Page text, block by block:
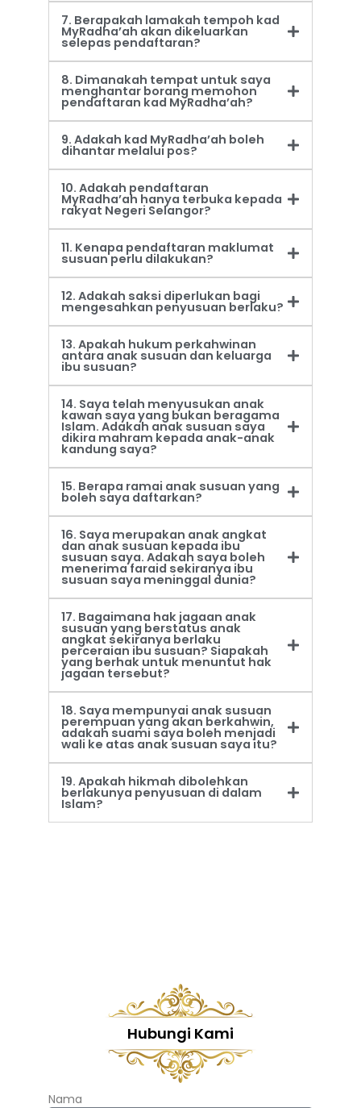
7. Berapakah lamakah tempoh kad
MyRadha’ah akan dikeluarkan
selepas pendaftaran?
8. Dimanakah tempat untuk saya
menghantar borang memohon
pendaftaran kad MyRadha’ah?
9. Adakah kad MyRadha’ah boleh
dihantar melalui pos?
10. Adakah pendaftaran
MyRadha’ah hanya terbuka kepada
rakyat Negeri Selangor?
11. Kenapa pendaftaran maklumat
susuan perlu dilakukan?
12. Adakah saksi diperlukan bagi
mengesahkan penyusuan berlaku?
13. Apakah hukum perkahwinan
antara anak susuan dan keluarga
ibu susuan?
14. Saya telah menyusukan anak
kawan saya yang bukan beragama
Islam. Adakah anak susuan saya
dikira mahram kepada anak-anak
kandung saya?
15. Berapa ramai anak susuan yang
boleh saya daftarkan?
16. Saya merupakan anak angkat
dan anak susuan kepada ibu
susuan saya. Adakah saya boleh
menerima faraid sekiranya ibu
susuan saya meninggal dunia?
17. Bagaimana hak jagaan anak
susuan yang berstatus anak
angkat sekiranya berlaku
perceraian ibu susuan? Siapakah
yang berhak untuk menuntut hak
jagaan tersebut?
18. Saya mempunyai anak susuan
perempuan yang akan berkahwin,
adakah suami saya boleh menjadi
wali ke atas anak susuan saya itu?
19. Apakah hikmah dibolehkan
berlakunya penyusuan di dalam
Islam?
Hubungi Kami
Nama